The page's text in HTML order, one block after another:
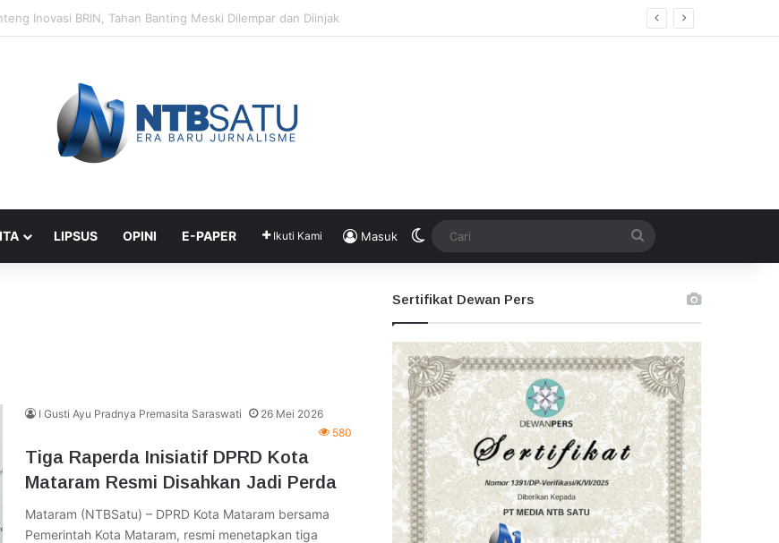
Terapkan Manajemen Talenta, Pengisian Jabatan Tak Lagi Andalkan Seleksi Terbuka
LIPSUS OPINI E-PAPER Ikuti Kami Masuk Switch skin
I Gusti Ayu Pradnya Premasita Saraswati
26 Mei 2026
580
Tiga Raperda Inisiatif DPRD Kota
Mataram Resmi Disahkan Jadi Perda
Mataram (NTBSatu) – DPRD Kota Mataram bersama
Pemerintah Kota Mataram, resmi menetapkan tiga
Sertifikat Dewan Pers